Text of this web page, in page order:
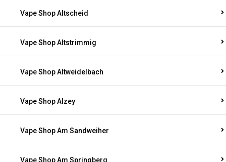
Vape Shop Altscheid
Vape Shop Altstrimmig
Vape Shop Altweidelbach
Vape Shop Alzey
Vape Shop Am Sandweiher
Vape Shop Am Springberg